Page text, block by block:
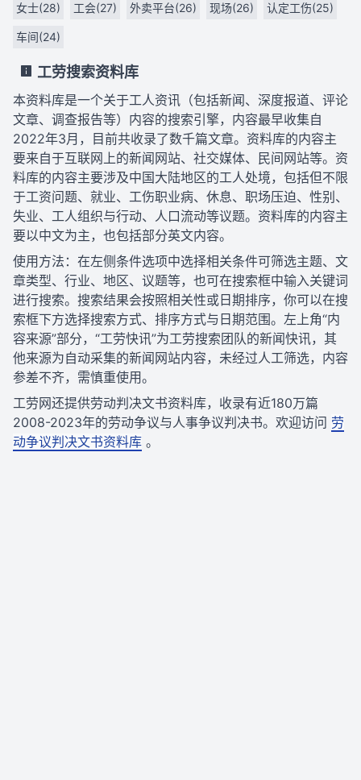
女士(28) 工会(27) 外卖平台(26) 现场(26) 认定工伤(25)
车间(24)
工劳搜索资料库
本资料库是一个关于工人资讯（包括新闻、深度报道、评论
文章、调查报告等）内容的搜索引擎，内容最早收集自
2022年3月，目前共收录了数千篇文章。资料库的内容主
要来自于互联网上的新闻网站、社交媒体、民间网站等。资
料库的内容主要涉及中国大陆地区的工人处境，包括但不限
于工资问题、就业、工伤职业病、休息、职场压迫、性别、
失业、工人组织与行动、人口流动等议题。资料库的内容主
要以中文为主，也包括部分英文内容。
使用方法：在左侧条件选项中选择相关条件可筛选主题、文
章类型、行业、地区、议题等，也可在搜索框中输入关键词
进行搜索。搜索结果会按照相关性或日期排序，你可以在搜
索框下方选择搜索方式、排序方式与日期范围。左上角“内
容来源”部分，“工劳快讯”为工劳搜索团队的新闻快讯，其
他来源为自动采集的新闻网站内容，未经过人工筛选，内容
参差不齐，需慎重使用。
工劳网还提供劳动判决文书资料库，收录有近180万篇
2008-2023年的劳动争议与人事争议判决书。欢迎访问 劳
动争议判决文书资料库 。